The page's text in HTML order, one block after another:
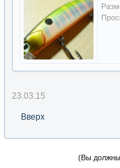
23.03.15
Вверх
(Вы должны